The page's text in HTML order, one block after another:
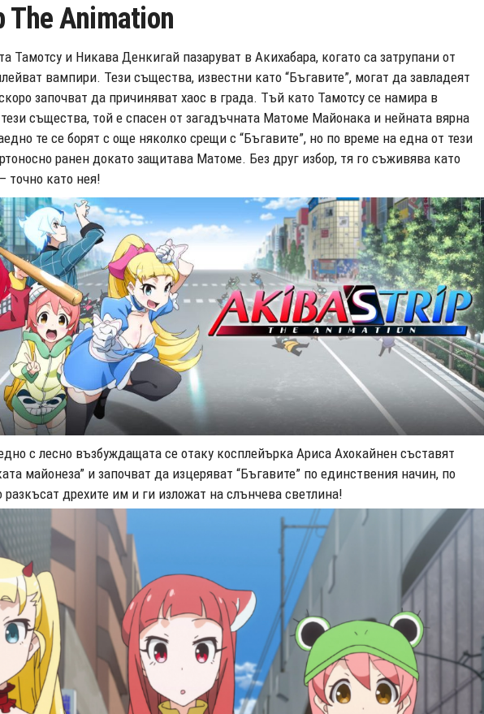
The Animation
Тамотсу и Никава Денкигай пазаруват в Акихабара, когато са затрупани от
вампири. Тези същества, известни като “Бъгавите”, могат да завладеят
започват да причиняват хаос в града. Тъй като Тамотсу се намира в
същества, той е спасен от загадъчната Матоме Майонака и нейната вярна
те се борят с още няколко срещи с “Бъгавите”, но по време на една от тези
ранен докато защитава Матоме. Без друг избор, тя го съживява като
точно като нея!
с лесно възбуждащата се отаку косплейърка Ариса Ахокайнен съставят
майонеза” и започват да изцеряват “Бъгавите” по единствения начин, по
разкъсат дрехите им и ги изложат на слънчева светлина!